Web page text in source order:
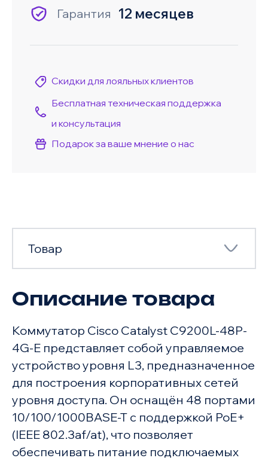
Гарантия 12 месяцев
Скидки для лояльных клиентов
Бесплатная техническая поддержка
и консультация
Подарок за ваше мнение о нас
Товар
Товар
Характеристики
Описание товара
Коммутатор Cisco Catalyst C9200L-48P-
4G-E представляет собой управляемое
устройство уровня L3, предназначенное
для построения корпоративных сетей
уровня доступа. Он оснащён 48 портами
10/100/1000BASE-T с поддержкой PoE+
(IEEE 802.3af/at), что позволяет
обеспечивать питание подключаемых